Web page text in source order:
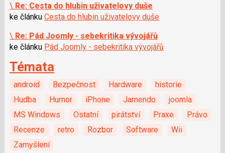
\ Re: Cesta do hlubin uživatelovy duše
ke článku Cesta do hlubin uživatelovy duše
\ Re: Pád Joomly - sebekritika vývojářů
ke článku Pád Joomly - sebekritika vývojářů
Témata
android Bezpečnost Hardware
historie
Hudba
Humor iPhone Jamendo
joomla
MS Windows
Ostatní pirátství Praxe
Právo
Recenze
retro Rozbor Software
Wii
Zamyšlení